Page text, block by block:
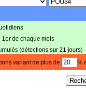
1er de chaque mois
(détections sur 21 jours)
variant de plus de %